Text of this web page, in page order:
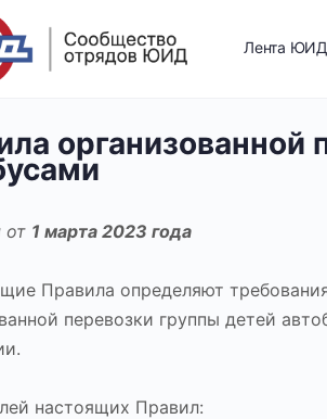
Лента ЮИД
организованной
от 1 марта 2023 года
Правила определяют
перевозки группы детей
настоящих Правил: